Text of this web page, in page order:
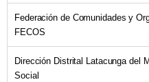
Federación de Comunidades y
FECOS
Dirección Distrital Latacunga del
Social